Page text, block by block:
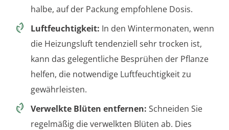
halbe, auf der Packung empfohlene Dosis.
Luftfeuchtigkeit: In den Wintermonaten, wenn
die Heizungsluft tendenziell sehr trocken ist,
kann das gelegentliche Besprühen der Pflanze
helfen, die notwendige Luftfeuchtigkeit zu
gewährleisten.
Verwelkte Blüten entfernen: Schneiden Sie
regelmäßig die verwelkten Blüten ab. Dies